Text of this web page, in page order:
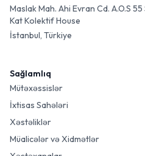
Maslak Mah. Ahi Evran Cd. A.O.S
Kat Kolektif House
İstanbul, Türkiye
Sağlamlıq
Mütəxəssislər
İxtisas Sahələri
Xəstəliklər
Müalicələr və Xidmətlər